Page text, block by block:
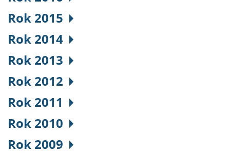
Rok 2015
Rok 2014
Rok 2013
Rok 2012
Rok 2011
Rok 2010
Rok 2009